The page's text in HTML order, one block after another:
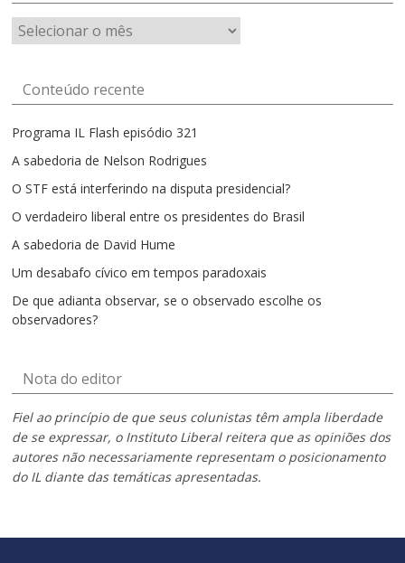
Artigos
por
Conteúdo recente
Programa IL Flash episódio 321
A sabedoria de Nelson Rodrigues
O STF está interferindo na disputa presidencial?
O verdadeiro liberal entre os presidentes do Brasil
A sabedoria de David Hume
Um desabafo cívico em tempos paradoxais
De que adianta observar, se o observado escolhe os
observadores?
Nota do editor
Fiel ao princípio de que seus colunistas têm ampla liberdade
de se expressar, o Instituto Liberal reitera que as opiniões dos
autores não necessariamente representam o posicionamento
do IL diante das temáticas apresentadas.